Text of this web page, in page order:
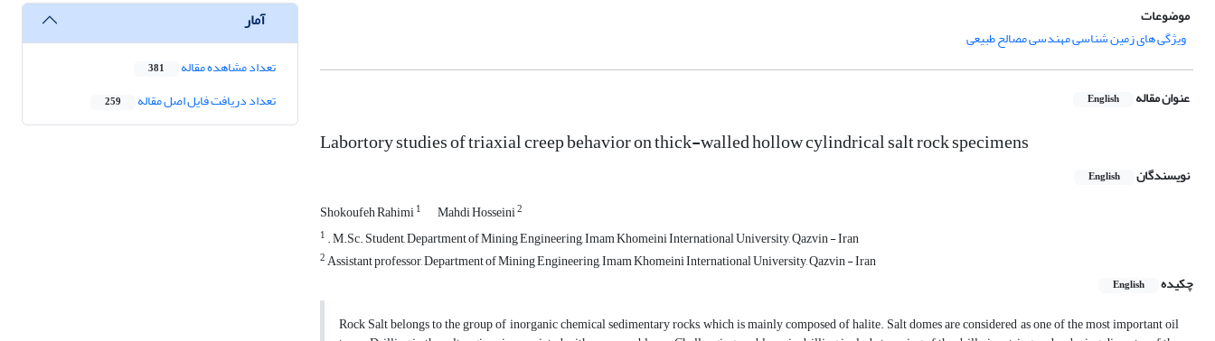
موضوعات
ویژگی های زمین شناسی مهندسی مصالح طبیعی
عنوان مقاله English
Labortory studies of triaxial creep behavior on thick-walled hollow cylindrical salt rock specimens
نویسندگان English
Shokoufeh Rahimi1 Mahdi Hosseini2
1 . M.Sc. Student, Department of Mining Engineering, Imam Khomeini International University, Qazvin - Iran
2Assistant professor, Department of Mining Engineering, Imam Khomeini International University, Qazvin - Iran
چکیده
English
Rock Salt belongs to the group of inorganic chemical sedimentary rocks, which is mainly composed of halite. Salt domes are considered as one of the most important oil
آمار
تعداد مشاهده مقاله 381
تعداد دریافت فایل اصل مقاله 259